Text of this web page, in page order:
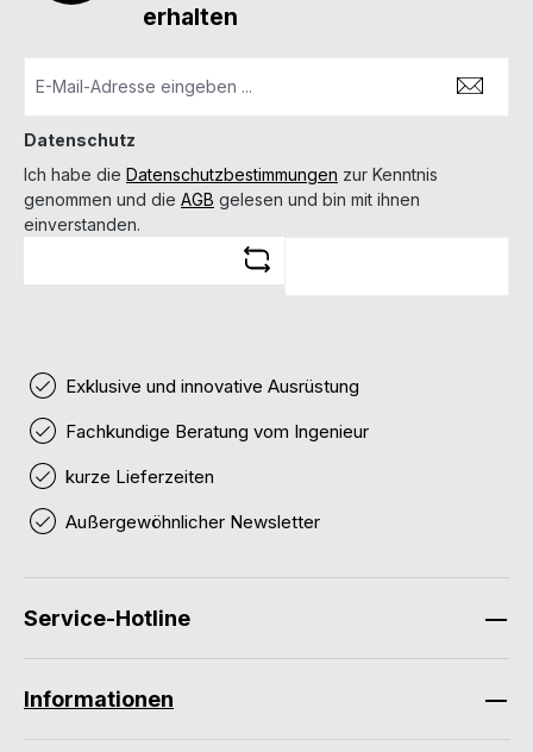
erhalten
Datenschutz
Ich habe die Datenschutzbestimmungen zur Kenntnis
genommen und die AGB gelesen und bin mit ihnen
einverstanden.
Exklusive und innovative Ausrüstung
Fachkundige Beratung vom Ingenieur
kurze Lieferzeiten
Außergewöhnlicher Newsletter
Service-Hotline
Informationen